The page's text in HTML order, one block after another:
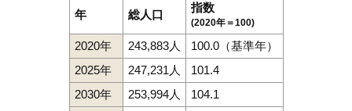
年 総人口
指数
(2020年＝100)
2020年 243,883人
100.0（基準年）
2025年
247,231人
101.4
2030年
253,994人
104.1